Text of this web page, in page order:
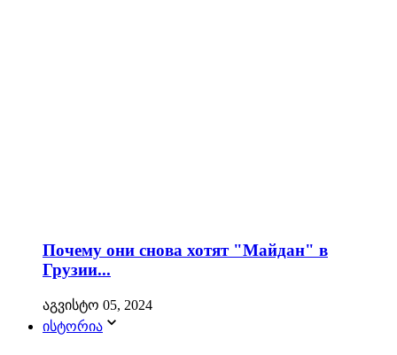
Почему они снова хотят "Майдан" в
Грузии...
აგვისტო 05, 2024
ისტორია